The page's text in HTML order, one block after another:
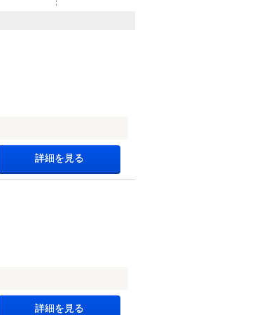
詳細を見る
詳細を見る